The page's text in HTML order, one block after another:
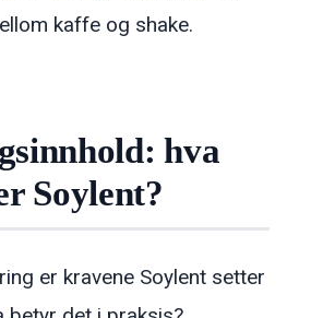
kaffe og shake.
hva
Soylent?
er kravene Soylent setter